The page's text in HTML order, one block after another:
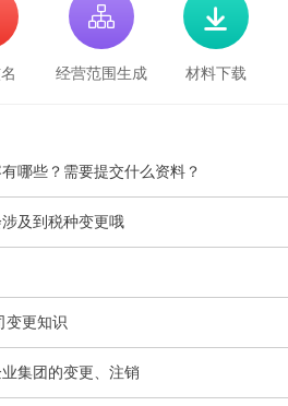

经营范围生成

材料下载
哪些？需要提交什么资料？
及到税种变更哦
变更知识
集团的变更、注销